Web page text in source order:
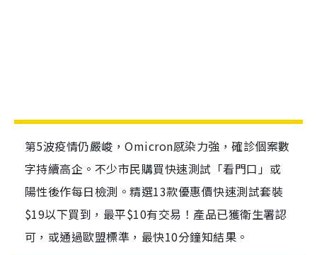
第5波疫情仍嚴峻，Omicron感染力強，確診個案數
字持續高企。不少市民購買快速測試「看門口」或
陽性後作每日檢測。精選13款優惠價快速測試套裝
$19以下買到，最平$10有交易！產品已獲衛生署認
可，或通過歐盟標準，最快10分鐘知結果。